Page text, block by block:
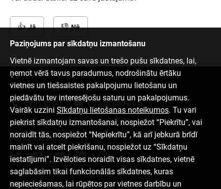
Jā Nē
Paziņojums par sīkdatņu izmantošanu
Vietnē izmantojam savas un trešo pušu sīkdatnes, lai,
ņemot vērā tavus paradumus, nodrošinātu ērtāku
vietnes un tiešsaistes pakalpojumu lietošanu un
piedāvātu tev interesējošu saturu un pakalpojumus.
Vairāk uzzini Sīkdatņu lietošanas noteikumos. Tu vari
piekrist sīkdatņu izmantošanai, nospiežot “Piekrītu”, vai
noraidīt tās, nospiežot “Nepiekrītu”, kā arī jebkurā brīdī
mainīt vai atcelt piekrišanu, nospiežot uz “Sīkdatņu
iestatījumi”. Izvēloties noraidīt visas sīkdatnes, vietnē
saglabāsim tikai funkcionālās sīkdatnes, kuras
nepieciešamas, lai rūpētos par vietnes darbību un
Sazinies ar mums
6701 0000 info@citadele.lv
Mēs sociālajos tīklos
Lejupielādēt aplikāciju